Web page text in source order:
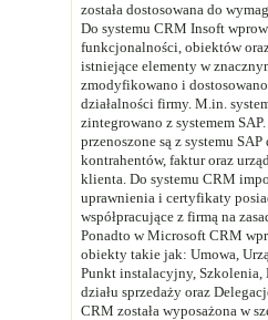
została dostosowana do
Do systemu CRM Insoft
funkcjonalności, obiektów
istniejące elementy w
zmodyfikowano i
działalności firmy. M.in.
zintegrowano z systemem
przenoszone są z systemu
kontrahentów, faktur oraz
klienta. Do systemu CRM
uprawnienia i certyfikaty
współpracujące z firmą na
Ponadto w Microsoft CRM
obiekty takie jak: Umowa,
Punkt instalacyjny, Szkolenia,
działu sprzedaży oraz
CRM została wyposażona w